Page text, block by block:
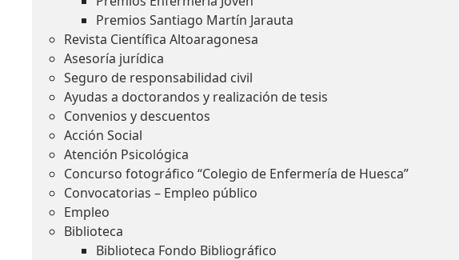
Premios Santiago Martín Jarauta
Revista Científica Altoaragonesa
Asesoría jurídica
Seguro de responsabilidad civil
Ayudas a doctorandos y realización de tesis
Convenios y descuentos
Acción Social
Atención Psicológica
Concurso fotográfico “Colegio de Enfermería de Huesca”
Convocatorias – Empleo público
Empleo
Biblioteca
Biblioteca Fondo Bibliográfico